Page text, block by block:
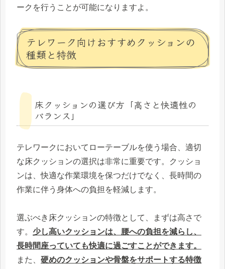
ークを行うことが可能になりますよ。
テレワーク向けおすすめクッションの
種類と特徴
床クッションの選び方「高さと快適性の
バランス」
テレワークにおいてローテーブルを使う場合、適切
な床クッションの選択は非常に重要です。クッショ
ンは、快適な作業環境を保つだけでなく、長時間の
作業に伴う身体への負担を軽減します。
選ぶべき床クッションの特徴として、まずは高さで
す。 少し高いクッションは、腰への負担を減らし、
長時間座っていても快適に過ごすことができます。
また、 硬めのクッションや骨盤をサポートする特徴